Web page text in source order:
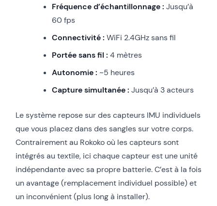
Fréquence d’échantillonnage : Jusqu’à
60 fps
Connectivité : WiFi 2.4GHz sans fil
Portée sans fil : 4 mètres
Autonomie : ~5 heures
Capture simultanée : Jusqu’à 3 acteurs
Le système repose sur des capteurs IMU individuels
que vous placez dans des sangles sur votre corps.
Contrairement au Rokoko où les capteurs sont
intégrés au textile, ici chaque capteur est une unité
indépendante avec sa propre batterie. C’est à la fois
un avantage (remplacement individuel possible) et
un inconvénient (plus long à installer).